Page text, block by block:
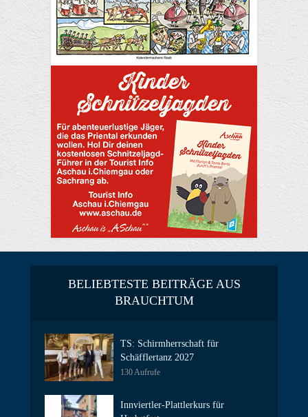
BELIEBTESTE BEITRÄGE AUS
BRAUCHTUM
TS: Schirmherrschaft für
Schäfflertanz 2027
130 Aufrufe
Innviertler-Plattlerkurs für